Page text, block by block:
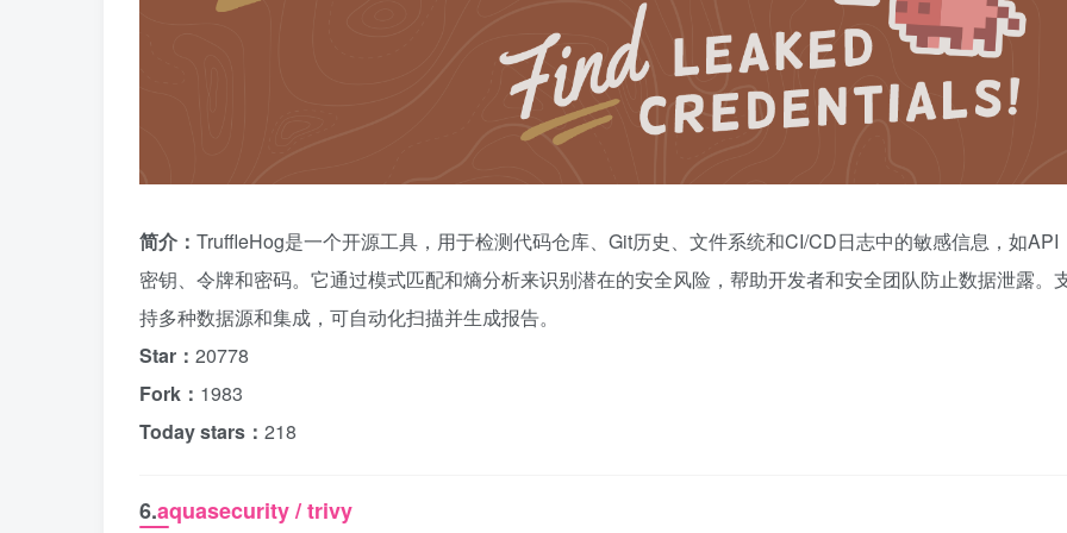
简介： TruffleHog是一个开源工具，用于检测代码仓库、Git历史、文件系统和CI/CD日志中的敏感信息，如API
密钥、令牌和密码。它通过模式匹配和熵分析来识别潜在的安全风险，帮助开发者和安全团队防止数据泄露。
持多种数据源和集成，可自动化扫描并生成报告。
Star： 20778
Fork： 1983
Today stars： 218
6.aquasecurity / trivy